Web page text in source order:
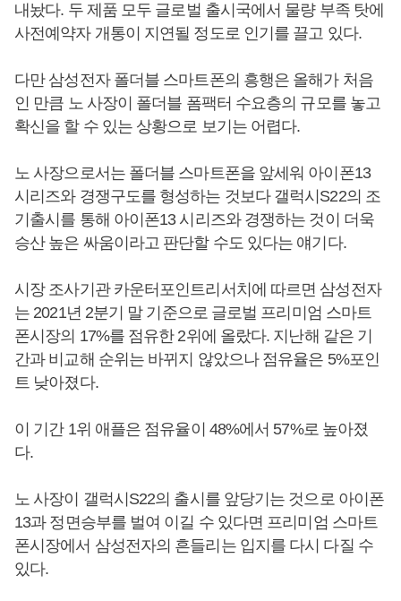
내놨다. 두 제품 모두 글로벌 출시국에서 물량 부족 탓에
사전예약자 개통이 지연될 정도로 인기를 끌고 있다.
다만 삼성전자 폴더블 스마트폰의 흥행은 올해가 처음
인 만큼 노 사장이 폴더블 폼팩터 수요층의 규모를 놓고
확신을 할 수 있는 상황으로 보기는 어렵다.
노 사장으로서는 폴더블 스마트폰을 앞세워 아이폰13
시리즈와 경쟁구도를 형성하는 것보다 갤럭시S22의 조
기출시를 통해 아이폰13 시리즈와 경쟁하는 것이 더욱
승산 높은 싸움이라고 판단할 수도 있다는 얘기다.
시장 조사기관 카운터포인트리서치에 따르면 삼성전자
는 2021년 2분기 말 기준으로 글로벌 프리미엄 스마트
폰시장의 17%를 점유한 2위에 올랐다. 지난해 같은 기
간과 비교해 순위는 바뀌지 않았으나 점유율은 5%포인
트 낮아졌다.
이 기간 1위 애플은 점유율이 48%에서 57%로 높아졌
다.
노 사장이 갤럭시S22의 출시를 앞당기는 것으로 아이폰
13과 정면승부를 벌여 이길 수 있다면 프리미엄 스마트
폰시장에서 삼성전자의 흔들리는 입지를 다시 다질 수
있다.